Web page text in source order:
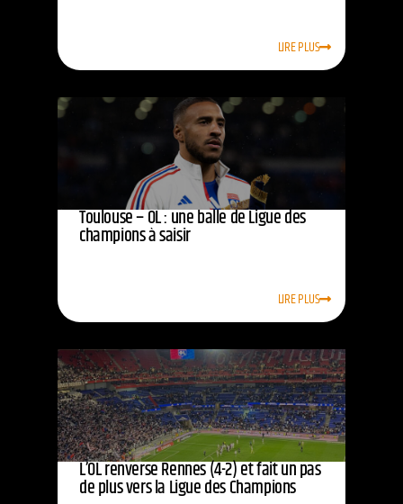
LIRE PLUS
Toulouse – OL : une balle de Ligue des
champions à saisir
LIRE PLUS
L’OL renverse Rennes (4-2) et fait un pas
de plus vers la Ligue des Champions